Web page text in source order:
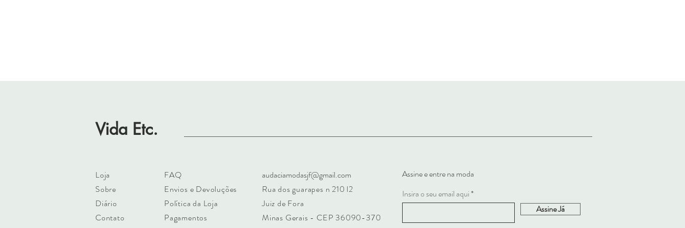
Vida Etc.
Loja
Sobre
Diário
Contato
FAQ
Envios e Devoluções
Política da Loja
Pagamentos
audaciamodasjf@gmail.com
Rua dos guarapes n 210 l2
Juiz de Fora
Minas Gerais - CEP 36090-370
Assine e entre na moda
Insira o seu email aqui
Assine Já